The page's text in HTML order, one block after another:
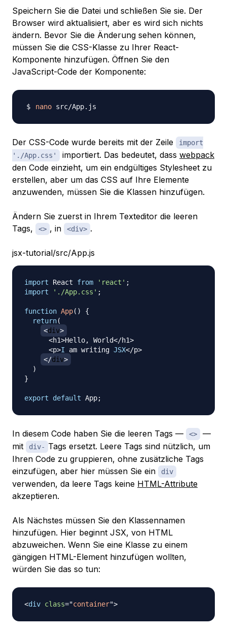
Speichern Sie die Datei und schließen Sie sie. Der
Browser wird aktualisiert, aber es wird sich nichts
ändern. Bevor Sie die Änderung sehen können,
müssen Sie die CSS-Klasse zu Ihrer React-
Komponente hinzufügen. Öffnen Sie den
JavaScript-Code der Komponente:
nano
Der CSS-Code wurde bereits mit der Zeile
import
'./App.css'
importiert. Das bedeutet, dass webpack
den Code einzieht, um ein endgültiges Stylesheet zu
erstellen, aber um das CSS auf Ihre Elemente
anzuwenden, müssen Sie die Klassen hinzufügen.
Ändern Sie zuerst in Ihrem Texteditor die leeren
Tags,
<> , in <div> .
jsx-tutorial/src/App.js
import React from 'react' ;
import
'./App.css' ;
function App( )
{
return(
<div>
<h1>Hello, World</h1>
<p>I am writing JSX</p>
</div>
)
}
export default App;
In diesem Code haben Sie die leeren Tags — <>
—
mit
div- Tags ersetzt. Leere Tags sind nützlich, um
Ihren Code zu gruppieren, ohne zusätzliche Tags
einzufügen, aber hier müssen Sie ein
div
verwenden, da leere Tags keine HTML-Attribute
akzeptieren.
Als Nächstes müssen Sie den Klassennamen
hinzufügen. Hier beginnt JSX, von HTML
abzuweichen. Wenn Sie eine Klasse zu einem
gängigen HTML-Element hinzufügen wollten,
würden Sie das so tun:
<div class="container">